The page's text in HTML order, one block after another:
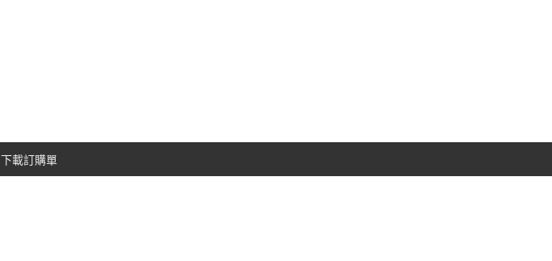
下載訂購單